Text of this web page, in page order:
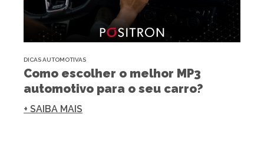
DICAS AUTOMOTIVAS
Como escolher o melhor MP3
automotivo para o seu carro?
+ SAIBA MAIS